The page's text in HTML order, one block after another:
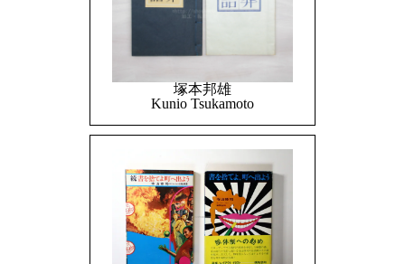
塚本邦雄
Kunio Tsukamoto